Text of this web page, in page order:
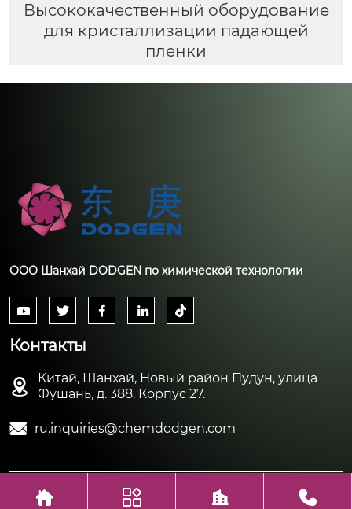
Высококачественный оборудование
для кристаллизации падающей
пленки
ООО Шанхай DODGEN по химической технологии
    
Контакты

Китай, Шанхай, Новый район Пудун, улица
Фушань, д. 388. Корпус 27.
 ru.inquiries@chemdodgen.com
Авторское право©ООО Шанхай DODGEN по химической
   